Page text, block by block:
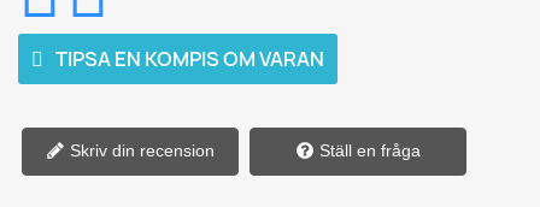
TIPSA EN KOMPIS OM VARAN
Skriv din recension Ställ en fråga